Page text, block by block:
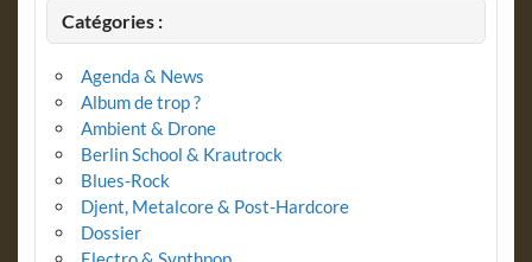
Catégories :
Agenda & News
Album de trop ?
Ambient & Drone
Berlin School & Krautrock
Blues-Rock
Djent, Metalcore & Post-Hardcore
Dossier